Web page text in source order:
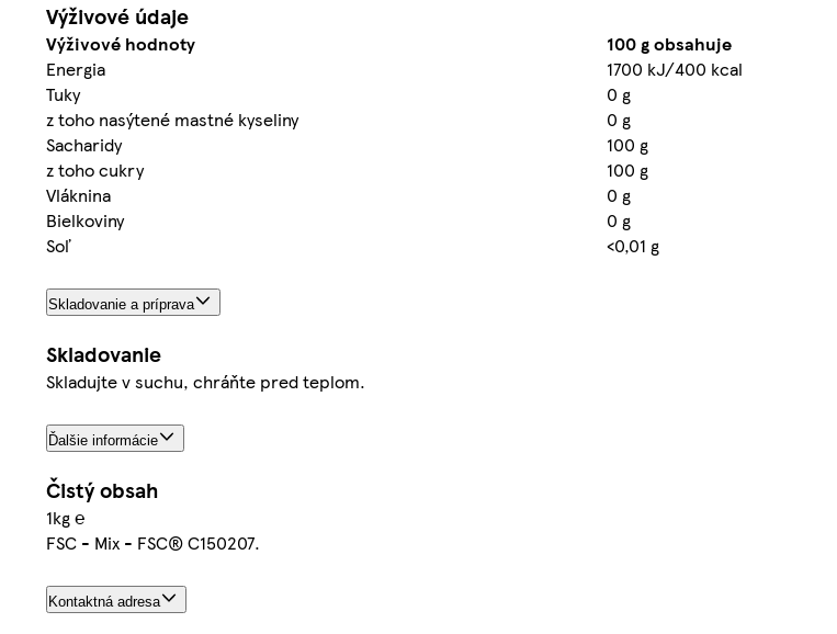
Výživové údaje
Výživové hodnoty
100 g obsahuje
Energia
1700 kJ/400 kcal
Tuky
0 g
z toho nasýtené mastné kyseliny
0 g
Sacharidy
100 g
z toho cukry
100 g
Vláknina
0 g
Bielkoviny
0 g
Soľ
<0,01 g
Skladovanie a príprava
Skladovanie
Skladujte v suchu, chráňte pred teplom.
Ďalšie informácie
Čistý obsah
1kg ℮
FSC - Mix - FSC® C150207.
Kontaktná adresa